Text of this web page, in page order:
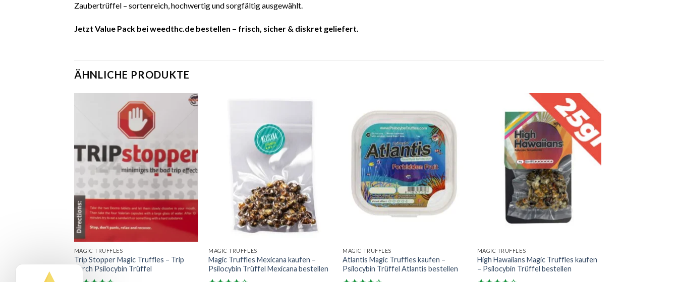
Zaubertrüffel – sortenreich, hochwertig und sorgfältig ausgewählt.
Jetzt Value Pack bei weedthc.de bestellen – frisch, sicher & diskret geliefert.
ÄHNLICHE PRODUKTE
MAGIC TRUFFLES
Trip Stopper Magic Truffles – Trip
durch Psilocybin Trüffel
MAGIC TRUFFLES
Magic Truffles Mexicana kaufen –
Psilocybin Trüffel Mexicana bestellen
MAGIC TRUFFLES
Atlantis Magic Truffles kaufen –
Psilocybin Trüffel Atlantis bestellen
MAGIC TRUFFLES
High Hawaiians Magic Truffles kaufen
– Psilocybin Trüffel bestellen